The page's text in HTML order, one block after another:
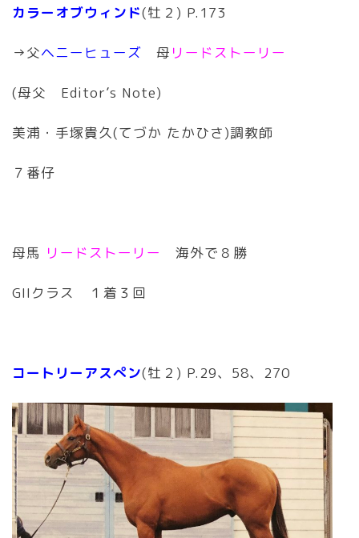
カラーオブウィンド(牡２) P.173
→父ヘニーヒューズ 母 リードストーリー
(母父 Editor’s Note)
美浦・手塚貴久(てづか たかひさ)調教師
７番仔
母馬 リードストーリー 海外で８勝
GIIクラス １着３回
コートリーアスぺン(牡２) P.29、58、270